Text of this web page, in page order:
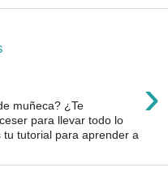
›
muñeca? ¿Te
para llevar todo lo
tutorial para aprender a